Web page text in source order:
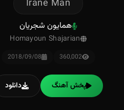
Irane Man
همایون شجریان
Homayoun Shajarian
360,002
2018/09/08
پخش آهنگ دانلود